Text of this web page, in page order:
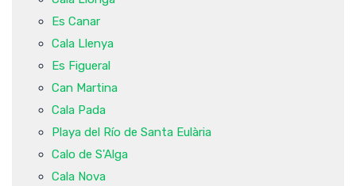
Es Canar
Cala Llenya
Es Figueral
Can Martina
Cala Pada
Playa del Río de Santa Eulària
Calo de S'Alga
Cala Nova